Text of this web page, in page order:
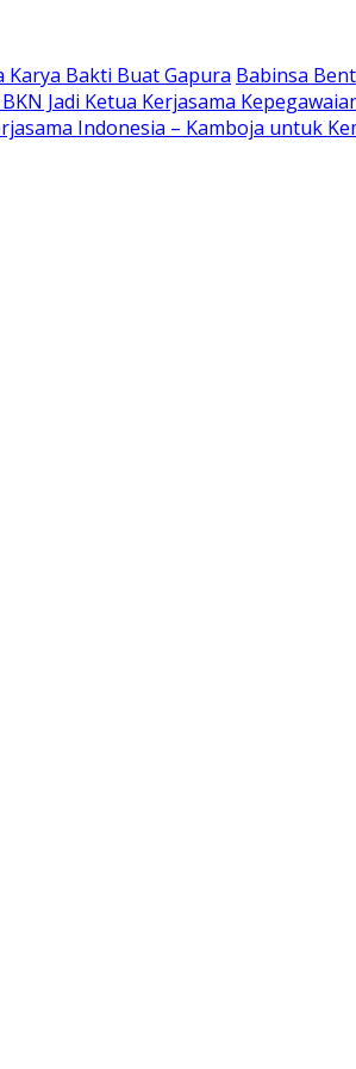
Karya Bakti Buat Gapura Babinsa
Jadi Ketua Kerjasama
Indonesia – Kamboja untuk